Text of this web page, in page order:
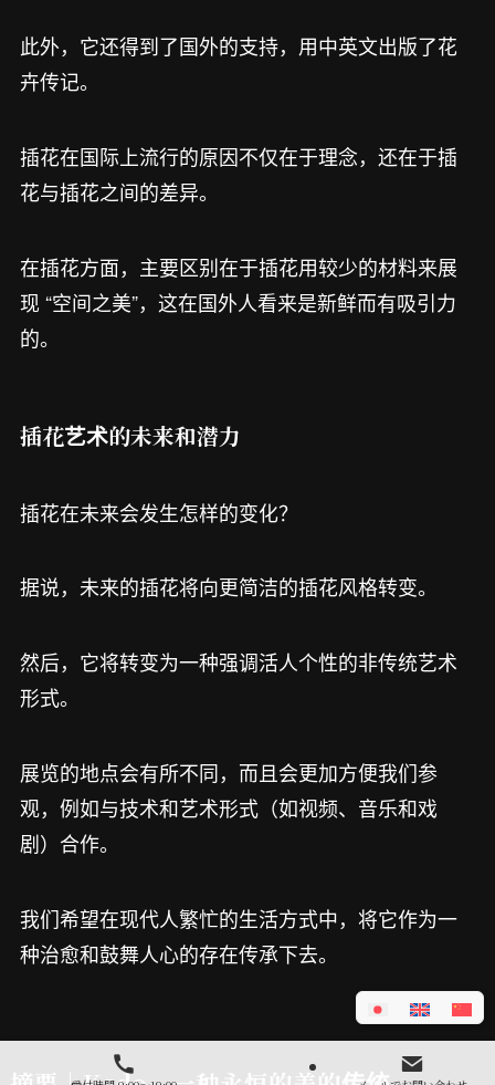
此外，它还得到了国外的支持，用中英文出版了花
卉传记。
插花在国际上流行的原因不仅在于理念，还在于插
花与插花之间的差异。
在插花方面，主要区别在于插花用较少的材料来展
现 “空间之美”，这在国外人看来是新鲜而有吸引力
的。
插花艺术的未来和潜力
插花在未来会发生怎样的变化？
据说，未来的插花将向更简洁的插花风格转变。
然后，它将转变为一种强调活人个性的非传统艺术
形式。
展览的地点会有所不同，而且会更加方便我们参
观，例如与技术和艺术形式（如视频、音乐和戏
剧）合作。
我们希望在现代人繁忙的生活方式中，将它作为一
种治愈和鼓舞人心的存在传承下去。